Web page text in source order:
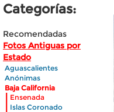
Categorías:
Recomendadas
Fotos Antiguas por
Estado
Aguascalientes
Anónimas
Baja California
| Ensenada
Islas Coronado